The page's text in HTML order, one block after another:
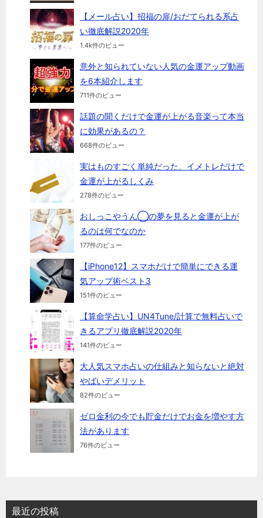
【メール占い】招福の扉/おだてられる系占
い徹底解説2020年
1.4k件のビュー
意外と知られていない人気の金運アップ動画
を6本紹介します
711件のビュー
話題の聞くだけで金運が上がる音楽って本当
に効果があるの？
668件のビュー
実はものすごく単純だった、イメトレだけで
金運が上がるしくみ
278件のビュー
おしっこやうん◯の夢を見ると金運が上が
るのは何でなのか
177件のビュー
【iPhone12】スマホだけで簡単にできる運
気アップ術ベスト3
151件のビュー
【算命学占い】UN4Tune/計算で無料占いで
きるアプリ徹底解説2020年
141件のビュー
大人気スマホ占いの仕組みと知らないと絶対
やばいデメリット
82件のビュー
ゼロ金利の今でも貯金だけでお金を増やす方
法があります
76件のビュー
最近の投稿